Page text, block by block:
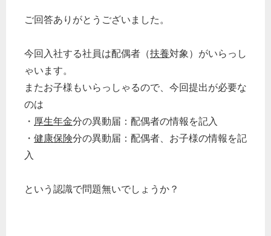
ご回答ありがとうございました。
今回入社する社員は配偶者（扶養対象）がいらっし
ゃいます。
またお子様もいらっしゃるので、今回提出が必要な
のは
・ 厚生年金分の異動届：配偶者の情報を記入
・ 健康保険分の異動届：配偶者、お子様の情報を記
入
という認識で問題無いでしょうか？